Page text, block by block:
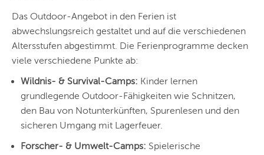
Das Outdoor-Angebot in den Ferien ist
abwechslungsreich gestaltet und auf die verschiedenen
Altersstufen abgestimmt. Die Ferienprogramme decken
viele verschiedene Punkte ab:
Wildnis- & Survival-Camps: Kinder lernen
grundlegende Outdoor-Fähigkeiten wie Schnitzen,
den Bau von Notunterkünften, Spurenlesen und den
sicheren Umgang mit Lagerfeuer.
Forscher- & Umwelt-Camps: Spielerische